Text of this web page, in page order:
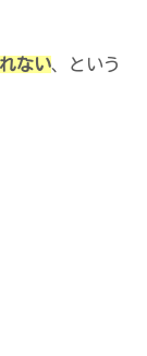
ない、という